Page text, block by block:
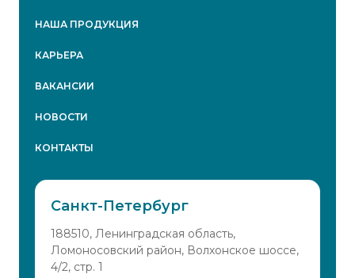
НАША ПРОДУКЦИЯ
КАРЬЕРА
НОВОСТИ
КОНТАКТЫ
Санкт-Петербург
188510, Ленинградская область,
Ломоносовский район, Волхонское шоссе,
4/2, стр. 1
ВАКАНСИИ